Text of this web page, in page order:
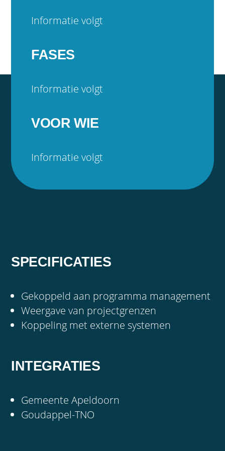
Informatie volgt
FASES
Informatie volgt
VOOR WIE
Informatie volgt
SPECIFICATIES
Gekoppeld aan programma management
Weergave van projectgrenzen
Koppeling met externe systemen
INTEGRATIES
Gemeente Apeldoorn
Goudappel-TNO